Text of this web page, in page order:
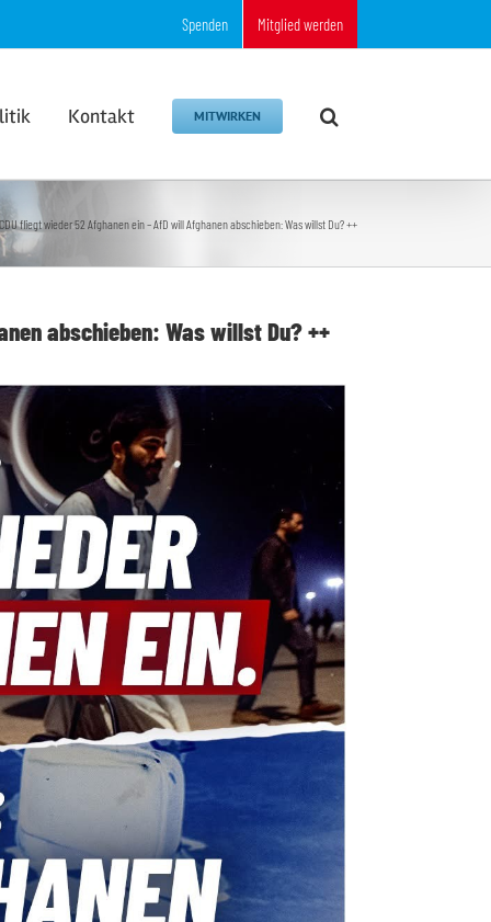
Spenden Mitglied werden
Kontakt MITWIRKEN
fliegt wieder 52 Afghanen ein – AfD will Afghanen abschieben: Was willst Du? ++
abschieben: Was willst Du? ++